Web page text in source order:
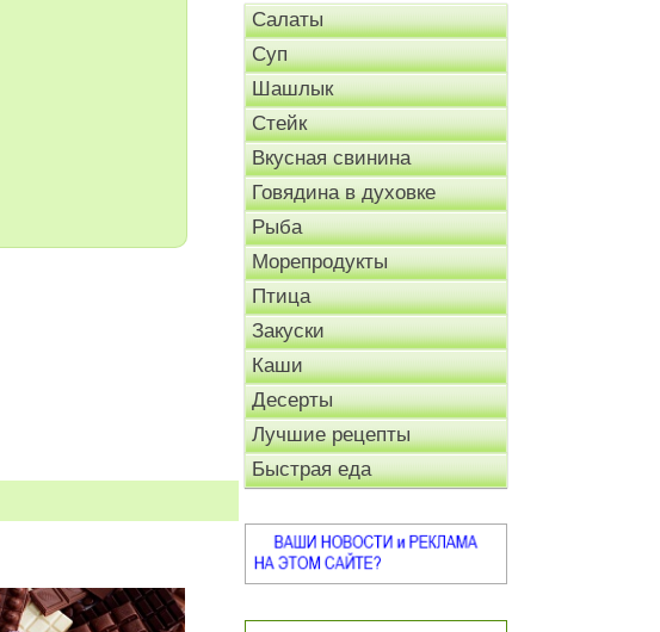
Салаты
Суп
Шашлык
Стейк
Вкусная свинина
Говядина в духовке
Рыба
Морепродукты
Птица
Закуски
Каши
Десерты
Лучшие рецепты
Быстрая еда